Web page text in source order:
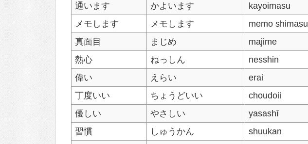
通います
かよいます kayoimasu
メモします
メモします memo shimasu
真面目
まじめ majime
熱心
ねっしん nesshin
偉い
えらい erai
丁度いい
ちょうどいい choudoii
優しい
やさしい yasashī
習慣
しゅうかん shuukan